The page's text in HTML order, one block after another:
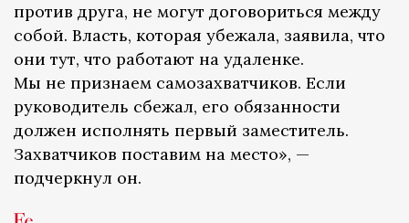
против друга, не могут договориться между
собой. Власть, которая убежала, заявила, что
они тут, что работают на удаленке.
Мы не признаем самозахватчиков. Если
руководитель сбежал, его обязанности
должен исполнять первый заместитель.
Захватчиков поставим на место», —
подчеркнул он.